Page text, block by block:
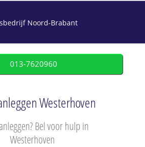
Noord-Brabant
013-7620960
Westerhoven
Bel voor hulp in
Westerhoven